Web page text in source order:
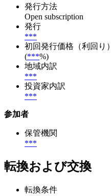
発行方法
Open subscription
発行
***
初回発行価格（利回り）
(***%)
地域内訳
***
投資家内訳
***
参加者
保管機関
***
転換および交換
転換条件